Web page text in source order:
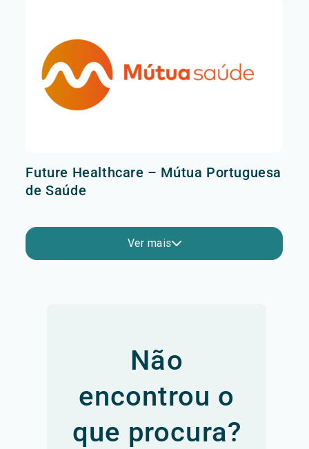
Future Healthcare – Mútua Portuguesa
de Saúde
Ver mais
Não
encontrou o
que procura?